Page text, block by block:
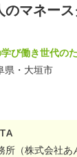
マネー
び働き世代の
県・大垣市
所（株式会社あ